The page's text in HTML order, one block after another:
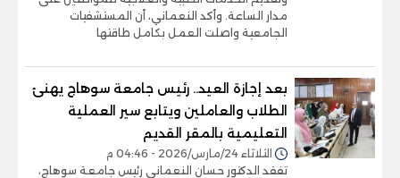
مدار الساعة. وأكد النعماني، أن المستشفيات
الجامعية واصلت العمل بكامل طاقتها
بعد إجازة العيد.. رئيس جامعة سوهاج يهنئ
الطلاب والعاملين ويتابع سير العملية
التعليمية بالمقر القديم
الثلاثاء 24/مارس/2026 - 04:46 م
تفقد الدكتور حسان النعماني رئيس جامعة سوهاج،